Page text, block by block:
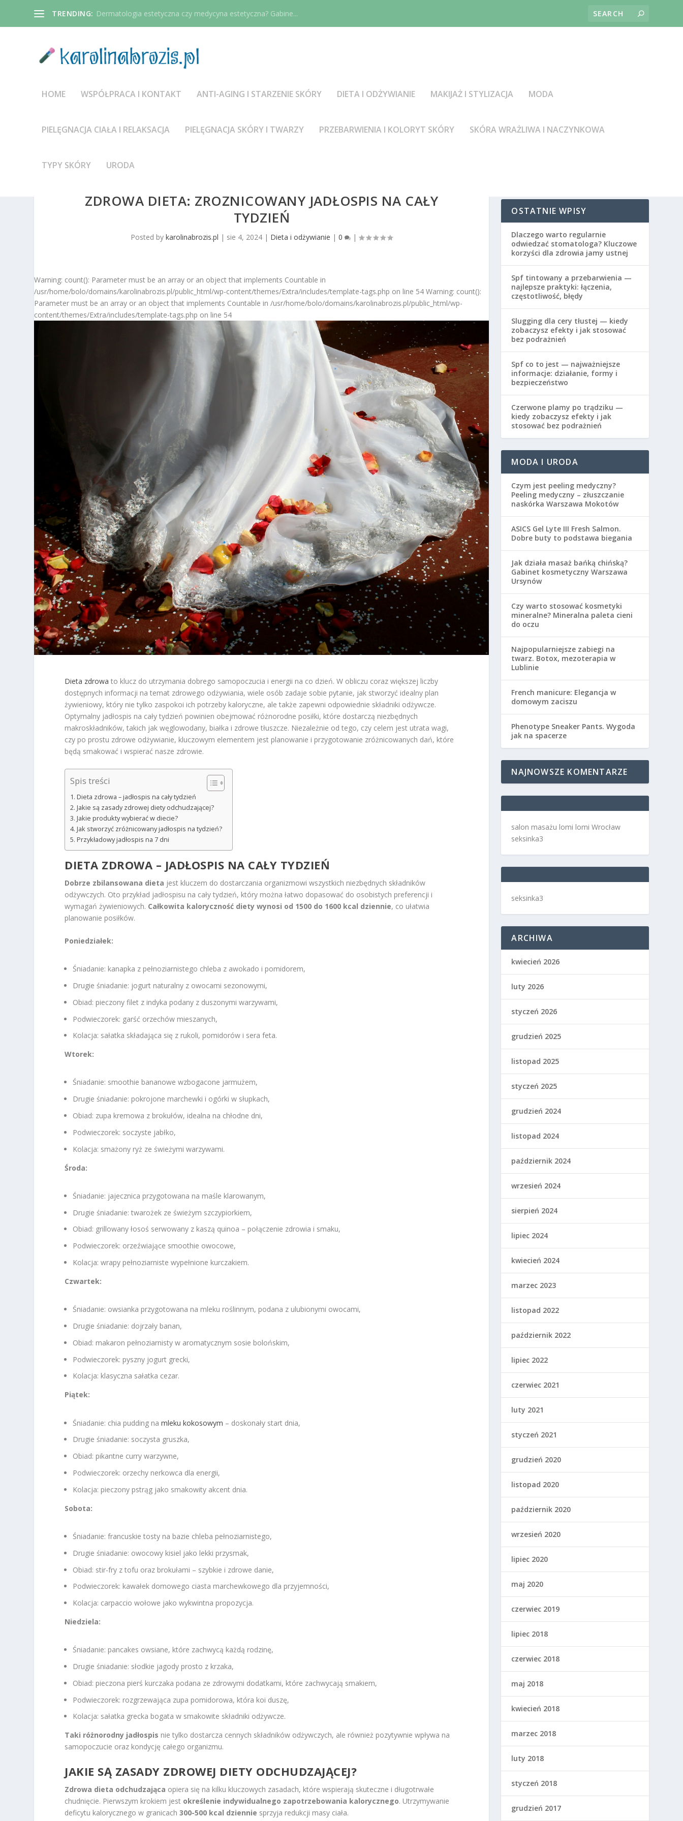
TRENDING: Dermatologia estetyczna czy medycyna estetyczna? Gabine...
HOME WSPÓŁPRACA I KONTAKT ANTI-AGING I STARZENIE SKÓRY DIETA I ODŻYWIANIE MAKIJAŻ I STYLIZACJA MODA
PIELĘGNACJA CIAŁA I RELAKSACJA PIELĘGNACJA SKÓRY I TWARZY PRZEBARWIENIA I KOLORYT SKÓRY SKÓRA WRAŻLIWA I NACZYNKOWA
TYPY SKÓRY URODA
ZDROWA DIETA: ZRÓŻNICOWANY JADŁOSPIS NA CAŁY
TYDZIEŃ
Posted bykarolinabrozis.pl | sie 4, 2024 | Dieta i odżywianie |0 |
Warning: count(): Parameter must be an array or an object that implements Countable in
/usr/home/bolo/domains/karolinabrozis.pl/public_html/wp-content/themes/Extra/includes/template-tags.php on line 54 Warning: count():
Parameter must be an array or an object that implements Countable in /usr/home/bolo/domains/karolinabrozis.pl/public_html/wp-
content/themes/Extra/includes/template-tags.php on line 54
Dieta zdrowa to klucz do utrzymania dobrego samopoczucia i energii na co dzień. W obliczu coraz większej liczby
dostępnych informacji na temat zdrowego odżywiania, wiele osób zadaje sobie pytanie, jak stworzyć idealny plan
żywieniowy, który nie tylko zaspokoi ich potrzeby kaloryczne, ale także zapewni odpowiednie składniki odżywcze.
Optymalny jadłospis na cały tydzień powinien obejmować różnorodne posiłki, które dostarczą niezbędnych
makroskładników, takich jak węglowodany, białka i zdrowe tłuszcze. Niezależnie od tego, czy celem jest utrata wagi,
czy po prostu zdrowe odżywianie, kluczowym elementem jest planowanie i przygotowanie zróżnicowanych dań, które
będą smakować i wspierać nasze zdrowie.
Spis treści
Dieta zdrowa – jadłospis na cały tydzień
Jakie są zasady zdrowej diety odchudzającej?
Jakie produkty wybierać w diecie?
Jak stworzyć zróżnicowany jadłospis na tydzień?
Przykładowy jadłospis na 7 dni
DIETA ZDROWA – JADŁOSPIS NA CAŁY TYDZIEŃ
Dobrze zbilansowana dieta jest kluczem do dostarczania organizmowi wszystkich niezbędnych składników
odżywczych. Oto przykład jadłospisu na cały tydzień, który można łatwo dopasować do osobistych preferencji i
wymagań żywieniowych. Całkowita kaloryczność diety wynosi od 1500 do 1600 kcal dziennie, co ułatwia
planowanie posiłków.
Poniedziałek:
Śniadanie: kanapka z pełnoziarnistego chleba z awokado i pomidorem,
Drugie śniadanie: jogurt naturalny z owocami sezonowymi,
Obiad: pieczony filet z indyka podany z duszonymi warzywami,
Podwieczorek: garść orzechów mieszanych,
Kolacja: sałatka składająca się z rukoli, pomidorów i sera feta.
Wtorek:
Śniadanie: smoothie bananowe wzbogacone jarmużem,
Drugie śniadanie: pokrojone marchewki i ogórki w słupkach,
Obiad: zupa kremowa z brokułów, idealna na chłodne dni,
Podwieczorek: soczyste jabłko,
Kolacja: smażony ryż ze świeżymi warzywami.
Środa:
Śniadanie: jajecznica przygotowana na maśle klarowanym,
Drugie śniadanie: twarożek ze świeżym szczypiorkiem,
Obiad: grillowany łosoś serwowany z kaszą quinoa – połączenie zdrowia i smaku,
Podwieczorek: orzeźwiające smoothie owocowe,
Kolacja: wrapy pełnoziarniste wypełnione kurczakiem.
Czwartek:
Śniadanie: owsianka przygotowana na mleku roślinnym, podana z ulubionymi owocami,
Drugie śniadanie: dojrzały banan,
Obiad: makaron pełnoziarnisty w aromatycznym sosie bolońskim,
Podwieczorek: pyszny jogurt grecki,
Kolacja: klasyczna sałatka cezar.
Piątek:
Śniadanie: chia pudding namleku kokosowym – doskonały start dnia,
Drugie śniadanie: soczysta gruszka,
Obiad: pikantne curry warzywne,
Podwieczorek: orzechy nerkowca dla energii,
Kolacja: pieczony pstrąg jako smakowity akcent dnia.
Sobota:
Śniadanie: francuskie tosty na bazie chleba pełnoziarnistego,
Drugie śniadanie: owocowy kisiel jako lekki przysmak,
Obiad: stir-fry z tofu oraz brokułami – szybkie i zdrowe danie,
Podwieczorek: kawałek domowego ciasta marchewkowego dla przyjemności,
Kolacja: carpaccio wołowe jako wykwintna propozycja.
Niedziela:
Śniadanie: pancakes owsiane, które zachwycą każdą rodzinę,
Drugie śniadanie: słodkie jagody prosto z krzaka,
Obiad: pieczona pierś kurczaka podana ze zdrowymi dodatkami, które zachwycają smakiem,
Podwieczorek: rozgrzewająca zupa pomidorowa, która koi duszę,
Kolacja: sałatka grecka bogata w smakowite składniki odżywcze.
Taki różnorodny jadłospis nie tylko dostarcza cennych składników odżywczych, ale również pozytywnie wpływa na
samopoczucie oraz kondycję całego organizmu.
JAKIE SĄ ZASADY ZDROWEJ DIETY ODCHUDZAJĄCEJ?
Zdrowa dieta odchudzająca opiera się na kilku kluczowych zasadach, które wspierają skuteczne i długotrwałe
chudnięcie. Pierwszym krokiem jest określenie indywidualnego zapotrzebowania kalorycznego. Utrzymywanie
deficytu kalorycznego w granicach300-500 kcal dziennie sprzyja redukcji masy ciała.
OSTATNIE WPISY
Dlaczego warto regularnie
odwiedzać stomatologa? Kluczowe
korzyści dla zdrowia jamy ustnej
Spf tintowany a przebarwienia —
najlepsze praktyki: łączenia,
częstotliwość, błędy
Slugging dla cery tłustej — kiedy
zobaczysz efekty i jak stosować
bez podrażnień
Spf co to jest — najważniejsze
informacje: działanie, formy i
bezpieczeństwo
Czerwone plamy po trądziku —
kiedy zobaczysz efekty i jak
stosować bez podrażnień
MODA I URODA
Czym jest peeling medyczny?
Peeling medyczny – złuszczanie
naskórka Warszawa Mokotów
ASICS Gel Lyte III Fresh Salmon.
Dobre buty to podstawa biegania
Jak działa masaż bańką chińską?
Gabinet kosmetyczny Warszawa
Ursynów
Czy warto stosować kosmetyki
mineralne? Mineralna paleta cieni
do oczu
Najpopularniejsze zabiegi na
twarz. Botox, mezoterapia w
Lublinie
French manicure: Elegancja w
domowym zaciszu
Phenotype Sneaker Pants. Wygoda
jak na spacerze
NAJNOWSZE KOMENTARZE
salon masażu lomi lomi Wrocław
seksinka3
seksinka3
ARCHIWA
kwiecień 2026
luty 2026
styczeń 2026
grudzień 2025
listopad 2025
styczeń 2025
grudzień 2024
listopad 2024
październik 2024
wrzesień 2024
sierpień 2024
lipiec 2024
kwiecień 2024
marzec 2023
listopad 2022
październik 2022
lipiec 2022
czerwiec 2021
luty 2021
styczeń 2021
grudzień 2020
listopad 2020
październik 2020
wrzesień 2020
lipiec 2020
maj 2020
czerwiec 2019
lipiec 2018
czerwiec 2018
maj 2018
kwiecień 2018
marzec 2018
luty 2018
styczeń 2018
grudzień 2017